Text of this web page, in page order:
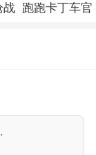
战 跑跑卡丁车官